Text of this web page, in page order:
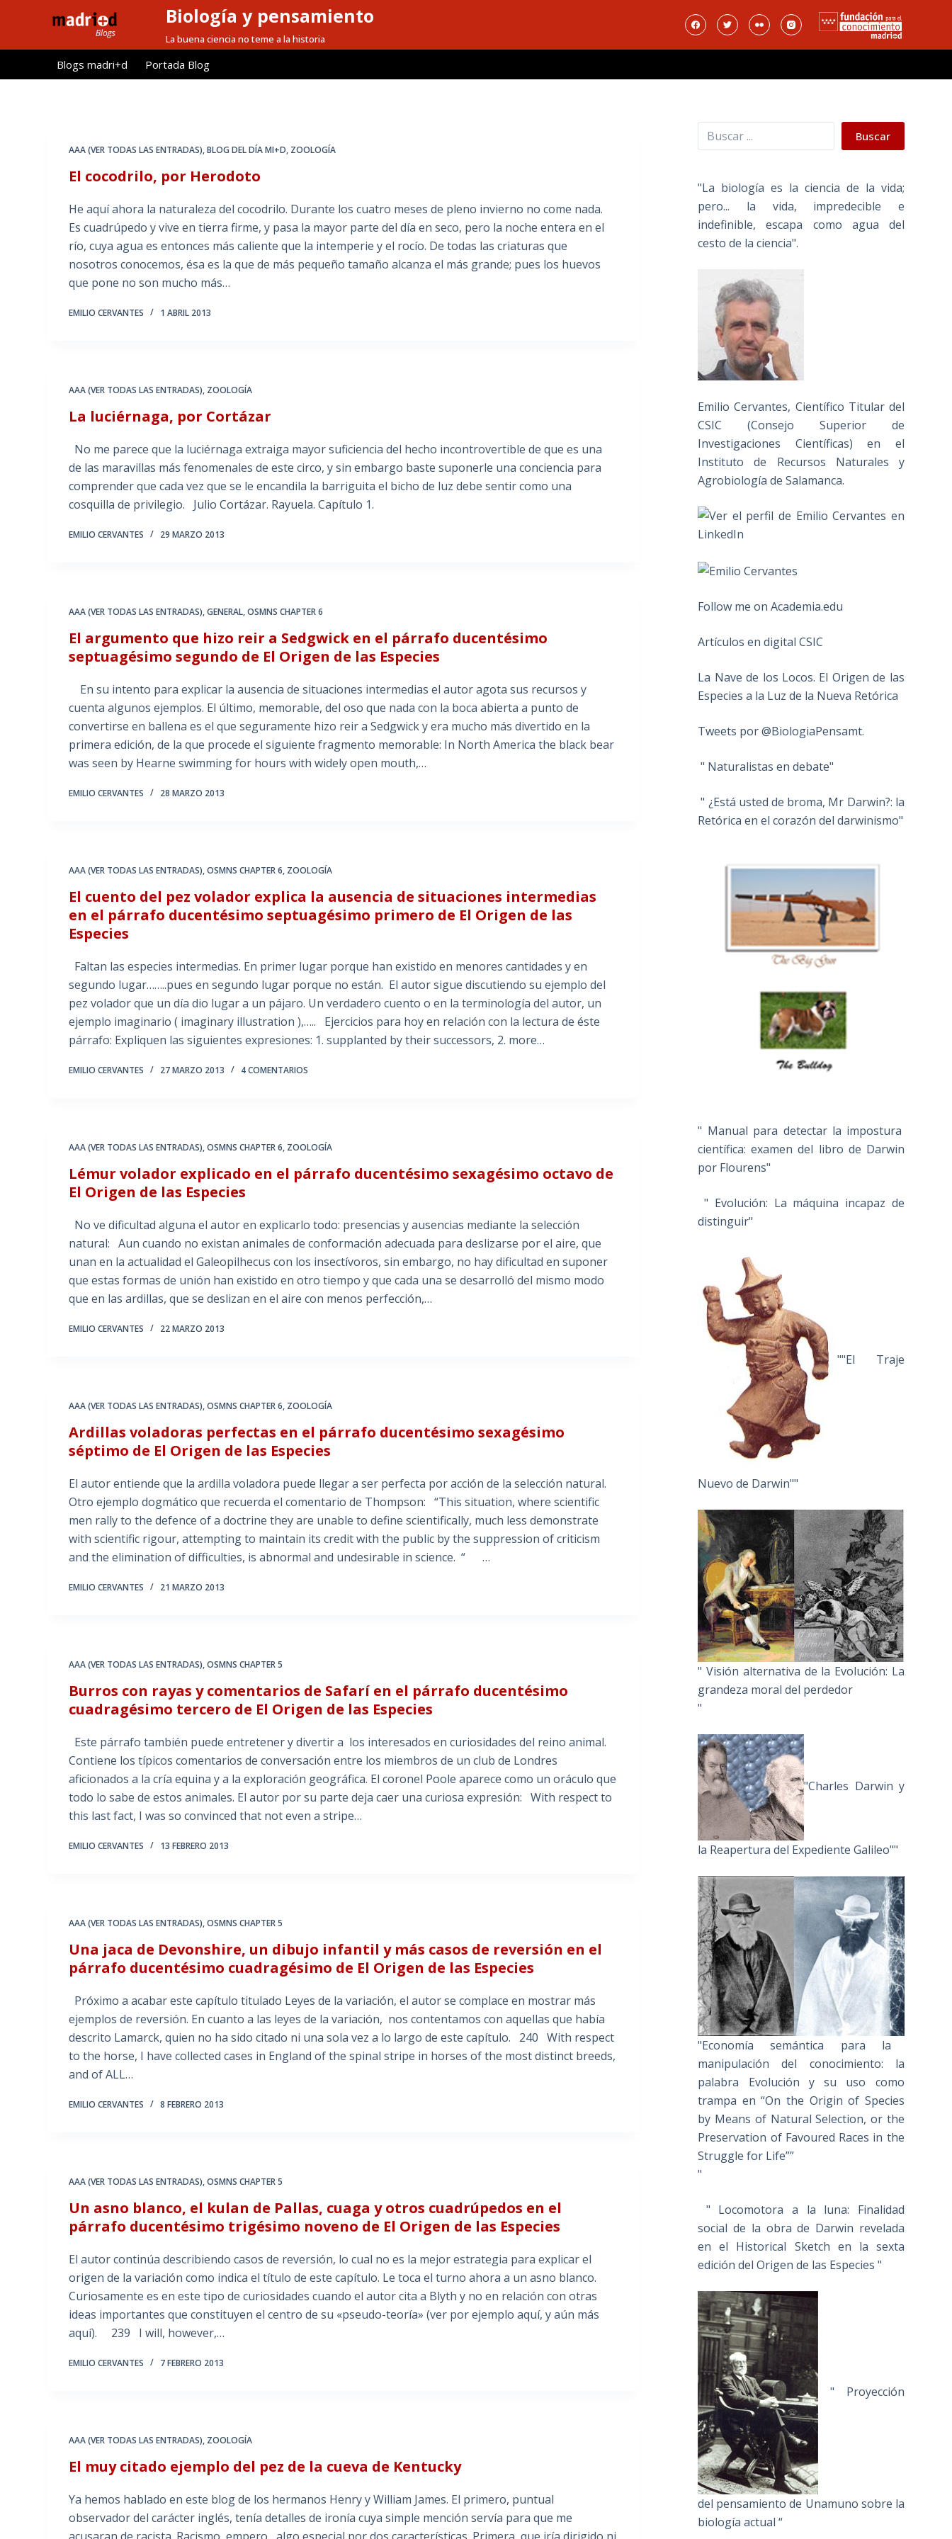
l
Biología y pensamiento
La buena ciencia no teme a la historia
Blogs madri+d Portada Blog
AAA (VER TODAS LAS ENTRADAS),BLOG DEL DÍA MI+D, ZOOLOGÍA
El cocodrilo, por Herodoto
He aquí ahora la naturaleza del cocodrilo. Durante los cuatro meses de pleno invierno no come nada.
Es cuadrúpedo y vive en tierra firme, y pasa la mayor parte del día en seco, pero la noche entera en el
río, cuya agua es entonces más caliente que la intemperie y el rocío. De todas las criaturas que
nosotros conocemos, ésa es la que de más pequeño tamaño alcanza el más grande; pues los huevos
que pone no son mucho más…
EMILIO CERVANTES 1 ABRIL 2013
AAA (VER TODAS LAS ENTRADAS), ZOOLOGÍA
La luciérnaga, por Cortázar
No me parece que la luciérnaga extraiga mayor suficiencia del hecho incontrovertible de que es una
de las maravillas más fenomenales de este circo, y sin embargo baste suponerle una conciencia para
comprender que cada vez que se le encandila la barriguita el bicho de luz debe sentir como una
cosquilla de privilegio. Julio Cortázar. Rayuela. Capítulo 1.
EMILIO CERVANTES 29 MARZO 2013
AAA (VER TODAS LAS ENTRADAS),GENERAL,OSMNS CHAPTER 6
El argumento que hizo reir a Sedgwick en el párrafo ducentésimo
septuagésimo segundo de El Origen de las Especies
En su intento para explicar la ausencia de situaciones intermedias el autor agota sus recursos y
cuenta algunos ejemplos. El último, memorable, del oso que nada con la boca abierta a punto de
convertirse en ballena es el que seguramente hizo reir a Sedgwick y era mucho más divertido en la
primera edición, de la que procede el siguiente fragmento memorable: In North America the black bear
was seen by Hearne swimming for hours with widely open mouth,…
EMILIO CERVANTES 28 MARZO 2013
AAA (VER TODAS LAS ENTRADAS),OSMNS CHAPTER 6, ZOOLOGÍA
El cuento del pez volador explica la ausencia de situaciones intermedias
en el párrafo ducentésimo septuagésimo primero de El Origen de las
Especies
Faltan las especies intermedias. En primer lugar porque han existido en menores cantidades y en
segundo lugar……..pues en segundo lugar porque no están. El autor sigue discutiendo su ejemplo del
pez volador que un día dio lugar a un pájaro. Un verdadero cuento o en la terminología del autor, un
ejemplo imaginario ( imaginary illustration ),….. Ejercicios para hoy en relación con la lectura de éste
párrafo: Expliquen las siguientes expresiones: 1. supplanted by their successors, 2. more…
EMILIO CERVANTES 27 MARZO 2013 4 COMENTARIOS
AAA (VER TODAS LAS ENTRADAS),OSMNS CHAPTER 6, ZOOLOGÍA
Lémur volador explicado en el párrafo ducentésimo sexagésimo octavo de
El Origen de las Especies
No ve dificultad alguna el autor en explicarlo todo: presencias y ausencias mediante la selección
natural: Aun cuando no existan animales de conformación adecuada para deslizarse por el aire, que
unan en la actualidad el Galeopilhecus con los insectívoros, sin embargo, no hay dificultad en suponer
que estas formas de unión han existido en otro tiempo y que cada una se desarrolló del mismo modo
que en las ardillas, que se deslizan en el aire con menos perfección,…
EMILIO CERVANTES 22 MARZO 2013
AAA (VER TODAS LAS ENTRADAS),OSMNS CHAPTER 6, ZOOLOGÍA
Ardillas voladoras perfectas en el párrafo ducentésimo sexagésimo
séptimo de El Origen de las Especies
El autor entiende que la ardilla voladora puede llegar a ser perfecta por acción de la selección natural.
Otro ejemplo dogmático que recuerda el comentario de Thompson: “This situation, where scientific
men rally to the defence of a doctrine they are unable to define scientifically, much less demonstrate
with scientific rigour, attempting to maintain its credit with the public by the suppression of criticism
and the elimination of difficulties, is abnormal and undesirable in science. “ …
EMILIO CERVANTES 21 MARZO 2013
AAA (VER TODAS LAS ENTRADAS),OSMNS CHAPTER 5
Burros con rayas y comentarios de Safarí en el párrafo ducentésimo
cuadragésimo tercero de El Origen de las Especies
Este párrafo también puede entretener y divertir a los interesados en curiosidades del reino animal.
Contiene los típicos comentarios de conversación entre los miembros de un club de Londres
aficionados a la cría equina y a la exploración geográfica. El coronel Poole aparece como un oráculo que
todo lo sabe de estos animales. El autor por su parte deja caer una curiosa expresión: With respect to
this last fact, I was so convinced that not even a stripe…
EMILIO CERVANTES 13 FEBRERO 2013
AAA (VER TODAS LAS ENTRADAS),OSMNS CHAPTER 5
Una jaca de Devonshire, un dibujo infantil y más casos de reversión en el
párrafo ducentésimo cuadragésimo de El Origen de las Especies
Próximo a acabar este capítulo titulado Leyes de la variación, el autor se complace en mostrar más
ejemplos de reversión. En cuanto a las leyes de la variación, nos contentamos con aquellas que había
descrito Lamarck, quien no ha sido citado ni una sola vez a lo largo de este capítulo. 240 With respect
to the horse, I have collected cases in England of the spinal stripe in horses of the most distinct breeds,
and of ALL…
EMILIO CERVANTES 8 FEBRERO 2013
AAA (VER TODAS LAS ENTRADAS),OSMNS CHAPTER 5
Un asno blanco, el kulan de Pallas, cuaga y otros cuadrúpedos en el
párrafo ducentésimo trigésimo noveno de El Origen de las Especies
El autor continúa describiendo casos de reversión, lo cual no es la mejor estrategia para explicar el
origen de la variación como indica el título de este capítulo. Le toca el turno ahora a un asno blanco.
Curiosamente es en este tipo de curiosidades cuando el autor cita a Blyth y no en relación con otras
ideas importantes que constituyen el centro de su «pseudo-teoría» (ver por ejemplo aquí, y aún más
aquí). 239 I will, however,…
EMILIO CERVANTES 7 FEBRERO 2013
AAA (VER TODAS LAS ENTRADAS), ZOOLOGÍA
El muy citado ejemplo del pez de la cueva de Kentucky
Ya hemos hablado en este blog de los hermanos Henry y William James. El primero, puntual
observador del carácter inglés, tenía detalles de ironía cuya simple mención servía para que me
Buscar Buscar
"La biología es la ciencia de la vida;
pero... la vida, impredecible e
indefinible, escapa como agua del
cesto de la ciencia".
Emilio Cervantes, Científico Titular del
CSIC (Consejo Superior de
Investigaciones Científicas) en el
Instituto de Recursos Naturales y
Agrobiología de Salamanca.
Follow me on Academia.edu
Artículos en digital CSIC
La Nave de los Locos. El Origen de las
Especies a la Luz de la Nueva Retórica
Tweets por @BiologiaPensamt.
" Naturalistas en debate"
" ¿Está usted de broma, Mr Darwin?: la
Retórica en el corazón del darwinismo"
" Manual para detectar la impostura
científica: examen del libro de Darwin
por Flourens"
" Evolución: La máquina incapaz de
distinguir"
""El Traje
Nuevo de Darwin""
" Visión alternativa de la Evolución: La
grandeza moral del perdedor
"
"Charles Darwin y
la Reapertura del Expediente Galileo""
"Economía semántica para la
manipulación del conocimiento: la
palabra Evolución y su uso como
trampa en “On the Origin of Species
by Means of Natural Selection, or the
Preservation of Favoured Races in the
Struggle for Life””
"
" Locomotora a la luna: Finalidad
social de la obra de Darwin revelada
en el Historical Sketch en la sexta
edición del Origen de las Especies "
" Proyección
del pensamiento de Unamuno sobre la
biología actual “